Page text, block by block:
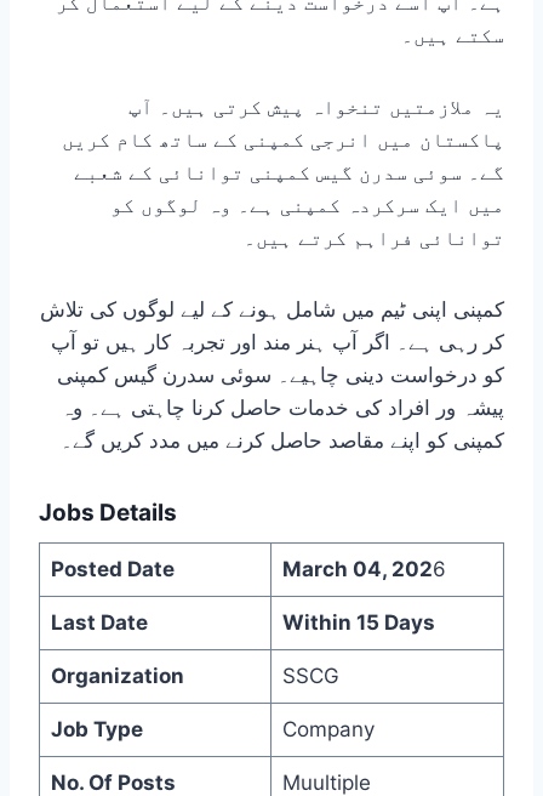
سکتے ہیں۔
یہ ملازمتیں تنخواہ پیش کرتی ہیں۔ آپ
پاکستان میں انرجی کمپنی کے ساتھ کام کریں
گے۔ سوئی سدرن گیس کمپنی توانائی کے شعبے
میں ایک سرکردہ کمپنی ہے۔ وہ لوگوں کو
توانائی فراہم کرتے ہیں۔
کمپنی اپنی ٹیم میں شامل ہونے کے لیے لوگوں کی تلاش
کر رہی ہے۔ اگر آپ ہنر مند اور تجربہ کار ہیں تو آپ
کو درخواست دینی چاہیے۔ سوئی سدرن گیس کمپنی
پیشہ ور افراد کی خدمات حاصل کرنا چاہتی ہے۔ وہ
کمپنی کو اپنے مقاصد حاصل کرنے میں مدد کریں گے۔
Jobs Details
Posted Date March 04, 2026
Last Date Within 15 Days
Organization SSCG
Job Type Company
No. Of Posts Muultiple